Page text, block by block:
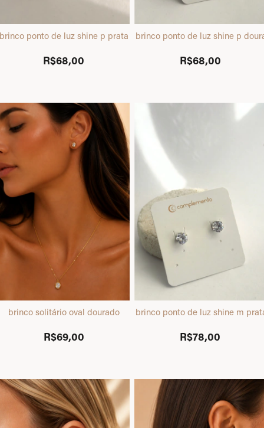
ponto de luz shine p prata
R$68,00
brinco ponto de luz shine p
R$68,00
brinco solitário oval dourado
R$69,00
brinco ponto de luz shine m
R$78,00